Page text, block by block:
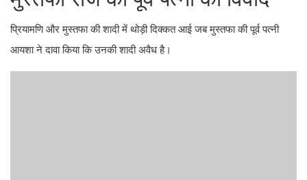
प्रियामणि और मुस्तफा की शादी में थोड़ी दिक्कत आई जब मुस्तफा की पूर्व पत्नी
आयशा ने दावा किया कि उनकी शादी अवैध है।